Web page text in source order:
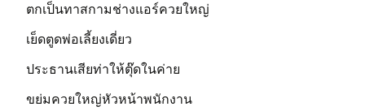
ตกเป็นทาสกามช่างแอร์ควยใหญ่
เย็ดตูดพ่อเลี้ยงเดี่ยว
ประธานเสียท่าให้ตุ๊ดในค่าย
ขย่มควยใหญ่หัวหน้าพนักงาน